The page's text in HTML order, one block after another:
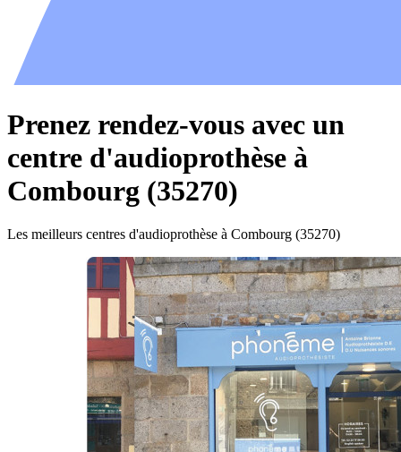
Prenez rendez-vous avec un
centre d'audioprothèse à
Combourg (35270)
Les meilleurs centres d'audioprothèse à Combourg (35270)